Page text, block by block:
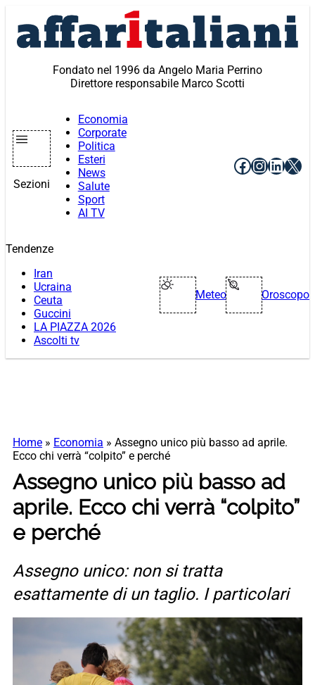
contenuto
Fondato nel 1996 da Angelo Maria Perrino
Direttore responsabile Marco Scotti
Sezioni
Economia
Corporate
Politica
Esteri
News
Salute
Sport
AI TV
Facebook
X
Tendenze
Iran
Ucraina
Ceuta
Guccini
LA PIAZZA 2026
Ascolti tv
Meteo Oroscopo
Home » Economia » Assegno unico più basso ad aprile.
Ecco chi verrà “colpito” e perché
Assegno unico più basso ad
aprile. Ecco chi verrà “colpito”
e perché
Assegno unico: non si tratta
esattamente di un taglio. I particolari